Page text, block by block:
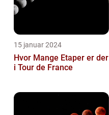
15 januar 2024
Hvor Mange Etaper er der
i Tour de France